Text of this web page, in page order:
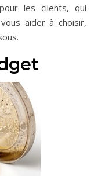
les clients, qui
aider à choisir,